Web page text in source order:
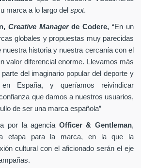
marca a lo largo del spot.
Creative Managerde Codere,“En un
globales y propuestas muy parecidas
historia y nuestra cercanía con el
valor diferencial enorme. Llevamos más
del imaginario popular del deporte y
en España, y queríamos reivindicar
que damos a nuestros usuarios,
de ser una marca española”
por la agencia Officer & Gentleman,
etapa para la marca, en la que la
cultural con el aficionado serán el eje